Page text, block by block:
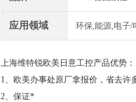
应用领域 环保,能源,电子/
上海维特锐欧美日意工控产品优势：
1、欧美办事处原厂拿报价，省去
2、保证*